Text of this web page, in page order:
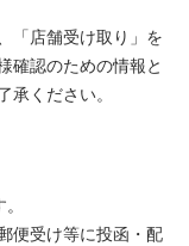
「店舗受け取り」を
確認のための情報と
承ください。
便受け等に投函・配